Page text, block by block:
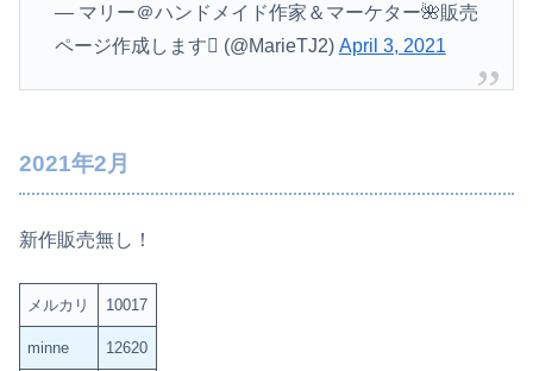
— マリー＠ハンドメイド作家＆マーケター🌺販売
ページ作成します (@MarieTJ2) April 3, 2021
2021年2月
新作販売無し！
メルカリ 10017
minne 12620